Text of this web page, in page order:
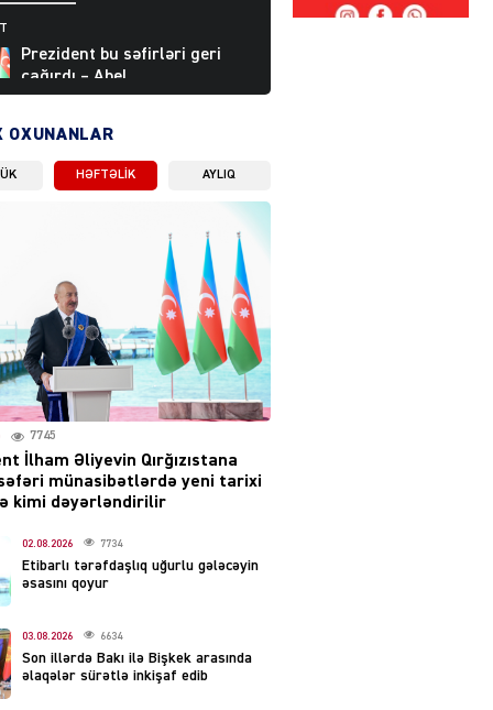
Prezident bu səfirləri geri
çağırdı – Abel
Məhərrəmovun oğlu da var
07.08.2026
5492
Rusiya-Ukrayna
münaqişəsinin həllində
irəliləyiş var – Tramp
07.08.2026 5503
Prezident 2 fərman
imzaladı
07.08.2026
“Tramp yolu”na HƏMLƏ –
REAKSİYA
OXUNANLAR
HƏFTƏLIK AYLIQ
7745
İlham Əliyevin Qırğızıstana
münasibətlərdə yeni tarixi
kimi dəyərləndirilir
02.08.2026 7734
Etibarlı tərəfdaşlıq uğurlu gələcəyin
əsasını qoyur
03.08.2026 6634
Son illərdə Bakı ilə Bişkek arasında
əlaqələr sürətlə inkişaf edib